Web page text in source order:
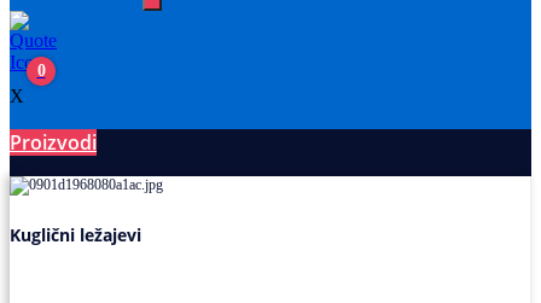
0
X
Proizvodi
Kuglični ležajevi